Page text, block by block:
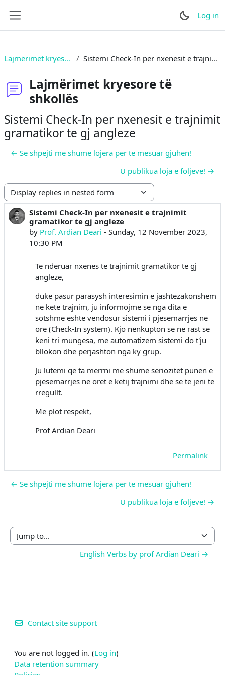
Log in
Lajmërimet kryesore të shkollës Sistemi Check-In per nxenesit e trajnimit gramatikor te gj angleze
Lajmërimet kryesore të
shkollës
Sistemi Check-In per nxenesit e trajnimit
gramatikor te gj angleze
← Se shpejti me shume lojera per te mesuar gjuhen!
U publikua loja e foljeve! →
Display mode
Sistemi Check-In per nxenesit e trajnimit
gramatikor te gj angleze
by Prof. Ardian Deari -Sunday, 12 November 2023,
10:30 PM
Number of replies: 0
Te nderuar nxenes te trajnimit gramatikor te gj
angleze,
duke pasur parasysh interesimin e jashtezakonshem
ne kete trajnim, ju informojme se nga dita e
sotshme eshte vendosur sistemi i pjesemarrjes ne
ore (Check-In system). Kjo nenkupton se ne rast se
keni tri mungesa, me automatizem sistemi do t'ju
bllokon dhe perjashton nga ky grup.
Ju lutemi qe ta merrni me shume seriozitet punen e
pjesemarrjes ne oret e ketij trajnimi dhe se te jeni te
rregullt.
Me plot respekt,
Prof Ardian Deari
Permalink
← Se shpejti me shume lojera per te mesuar gjuhen!
U publikua loja e foljeve! →
Jump to...
English Verbs by prof Ardian Deari →
Contact site support
You are not logged in. (Log in)
Data retention summary